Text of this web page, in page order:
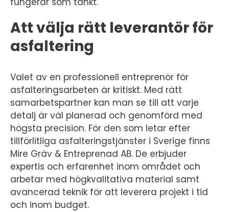
Att välja rätt leverantör för
asfaltering
Valet av en professionell entreprenör för
asfalteringsarbeten är kritiskt. Med rätt
samarbetspartner kan man se till att varje
detalj är väl planerad och genomförd med
högsta precision. För den som letar efter
tillförlitliga asfalteringstjänster i Sverige finns
Mire Gräv & Entreprenad AB. De erbjuder
expertis och erfarenhet inom området och
arbetar med högkvalitativa material samt
avancerad teknik för att leverera projekt i tid
och inom budget.